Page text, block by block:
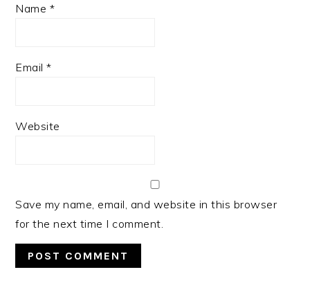
Name *
Email*
Website
Save my name, email, and website in this browser
for the next time I comment.